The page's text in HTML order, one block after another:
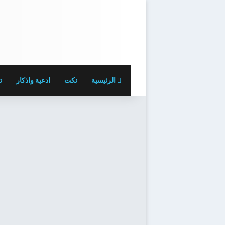
الرئيسية نكت ادعية واذكار